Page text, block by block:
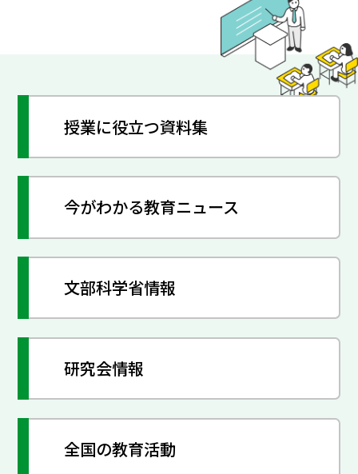
授業に役立つ資料集
今がわかる教育ニュース
文部科学省情報
研究会情報
全国の教育活動